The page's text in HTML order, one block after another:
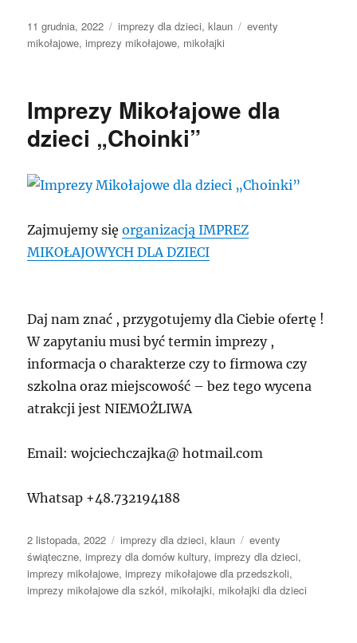
Data
publikacji
11 grudnia, 2022 Kategorie
imprezy dla dzieci,klaun Tagi
eventy
mikołajowe,imprezy mikołajowe, mikołajki
Imprezy Mikołajowe dla
dzieci „Choinki”
Zajmujemy sięorganizacją IMPREZ
MIKOŁAJOWYCH DLA DZIECI
Daj nam znać , przygotujemy dla Ciebie ofertę !
W zapytaniu musi być termin imprezy ,
informacja o charakterze czy to firmowa czy
szkolna oraz miejscowość – bez tego wycena
atrakcji jest NIEMOŻLIWA
Email: wojciechczajka@ hotmail.com
Whatsap +48.732194188
Data
publikacji
2 listopada, 2022 Kategorie
imprezy dla dzieci,klaun Tagi
eventy
świąteczne,imprezy dla domów kultury,imprezy dla dzieci,
imprezy mikołajowe,imprezy mikołajowe dla przedszkoli,
imprezy mikołajowe dla szkół, mikołajki, mikołajki dla dzieci